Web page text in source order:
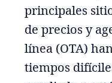
principales
de precios y
línea (OTA)
tiempos